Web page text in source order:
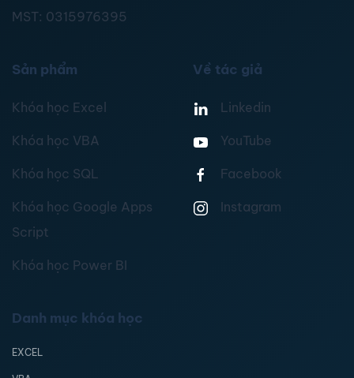
MST: 0315976395
Sản phẩm
Khóa học Excel
Khóa học VBA
Khóa học SQL
Khóa học Google Apps
Script
Khóa học Power BI
Về tác giả
Linkedin
YouTube
Facebook
Instagram
Danh mục khóa học
EXCEL